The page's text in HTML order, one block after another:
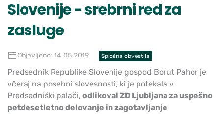
Slovenije - srebrni red za
zasluge
Objavljeno: 14.05.2019 Splošna obvestila
Predsednik Republike Slovenije gospod Borut Pahor je
včeraj na posebni slovesnosti, ki je potekala v
Predsedniški palači, odlikoval ZD Ljubljana za uspešno
petdesetletno delovanje in zagotavljanje